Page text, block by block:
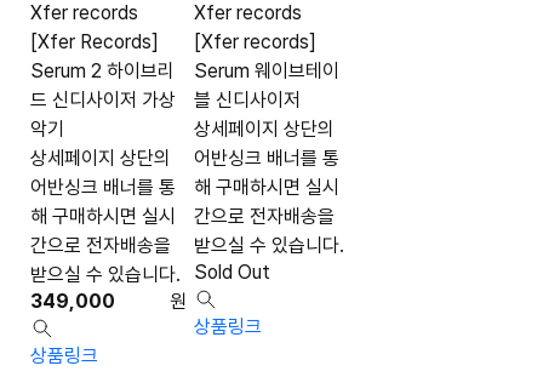
Xfer records
[Xfer Records]
Serum 2 하이브리
드 신디사이저 가상
악기
상세페이지 상단의
어반싱크 배너를 통
해 구매하시면 실시
간으로 전자배송을
받으실 수 있습니다.
349,000
원
상품링크
Xfer records
[Xfer records]
Serum 웨이브테이
블 신디사이저
상세페이지 상단의
어반싱크 배너를 통
해 구매하시면 실시
간으로 전자배송을
받으실 수 있습니다.
Sold Out
상품링크